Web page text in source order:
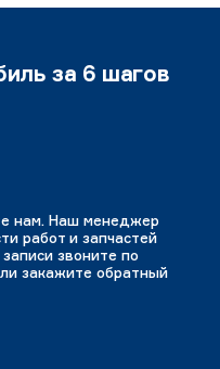
за 6 шагов
нам. Наш менеджер
работ и запчастей
звоните по
закажите обратный